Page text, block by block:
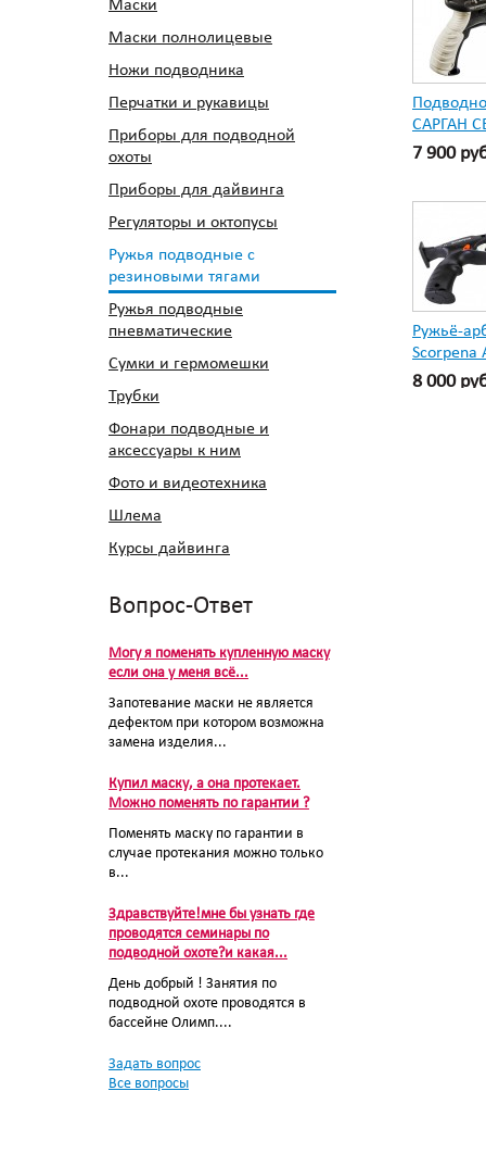
Маски
Маски полнолицевые
Ножи подводника
Перчатки и рукавицы
Приборы для подводной
охоты
Приборы для дайвинга
Регуляторы и октопусы
Ружья подводные с
резиновыми тягами
Ружья подводные
пневматические
Сумки и гермомешки
Трубки
Фонари подводные и
аксессуары к ним
Фото и видеотехника
Шлема
Курсы дайвинга
Вопрос-Ответ
Могу я поменять купленную маску
если она у меня всё...
Запотевание маски не является
дефектом при котором возможна
замена изделия...
Купил маску, а она протекает.
Можно поменять по гарантии ?
Поменять маску по гарантии в
случае протекания можно только
в...
Здравствуйте!мне бы узнать где
проводятся семинары по
подводной охоте?и какая...
День добрый ! Занятия по
подводной охоте проводятся в
бассейне Олимп....
Задать вопрос
Все вопросы
САРГАН
7 900
Ружьё-
Scorpena
8 000